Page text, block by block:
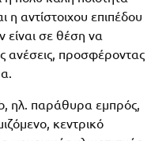
αντίστοιχου επιπέδου
σε θέση να
ανέσεις, προσφέροντας
ηλ. παράθυρα εμπρός,
κεντρικό